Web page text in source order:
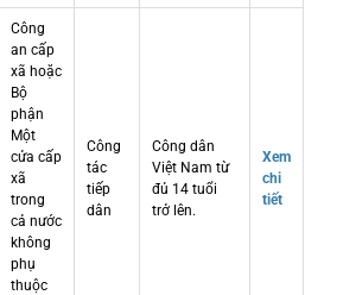
Công
an cấp
xã hoặc
Bộ
phận
Một
cửa cấp
xã
trong
cả nước
không
phụ
thuộc
Công
tác
tiếp
dân
Công dân
Việt Nam từ
đủ 14 tuổi
trở lên.
Xem
chi
tiết